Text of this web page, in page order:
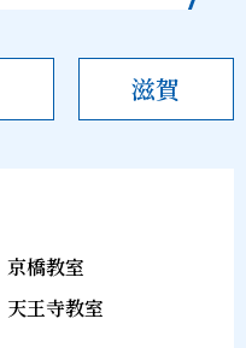
滋賀
京橋教室
天王寺教室